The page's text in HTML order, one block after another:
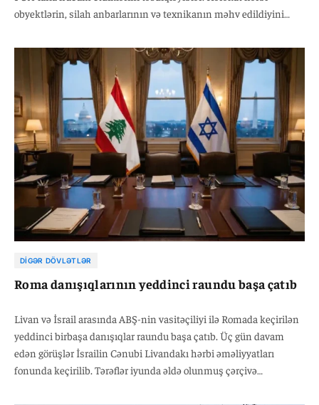
obyektlərin, silah anbarlarının və texnikanın məhv edildiyini
təsdiqləsə də, husilərin açıqladığı nəticələrə münasibət
bildirməyib. Yerli media hücumlarda onlarla insanın öldüyünü
xəbər verir.
DIGƏR DÖVLƏTLƏR
Roma danışıqlarının yeddinci raundu başa çatıb
Livan və İsrail arasında ABŞ-nin vasitəçiliyi ilə Romada keçirilən
yeddinci birbaşa danışıqlar raundu başa çatıb. Üç gün davam
edən görüşlər İsrailin Cənubi Livandakı hərbi əməliyyatları
fonunda keçirilib. Tərəflər iyunda əldə olunmuş çərçivə